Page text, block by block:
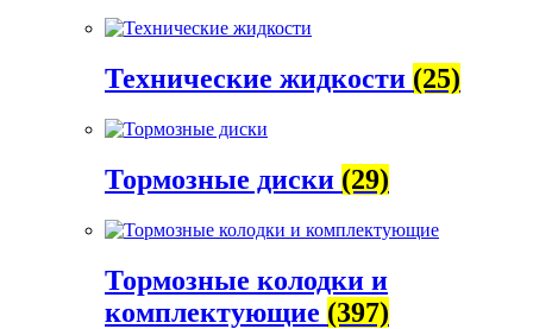
Технические жидкости (25)
Тормозные диски (29)
Тормозные колодки и
комплектующие (397)